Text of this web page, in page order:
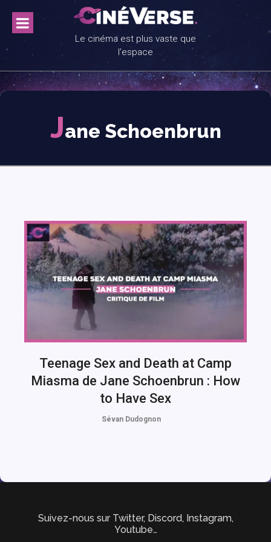
content
Le cinéma est plus vaste que
l'espace
Jane Schoenbrun
Teenage Sex and Death at Camp
Miasma de Jane Schoenbrun : How
to Have Sex
Sévan Dudognon
Suivez-nous sur Twitter, Discord, Instagram,
Youtube…